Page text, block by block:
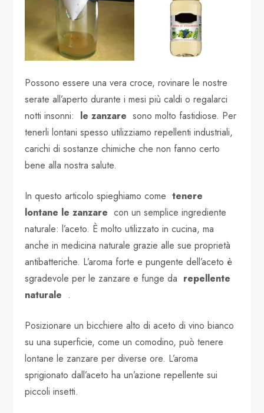
Possono essere una vera croce, rovinare le nostre
serate all’aperto durante i mesi più caldi o regalarci
notti insonni: le zanzare sono molto fastidiose. Per
tenerli lontani spesso utilizziamo repellenti industriali,
carichi di sostanze chimiche che non fanno certo
bene alla nostra salute.
In questo articolo spieghiamo cometenere
lontane le zanzare con un semplice ingrediente
naturale: l’aceto. È molto utilizzato in cucina, ma
anche in medicina naturale grazie alle sue proprietà
antibatteriche. L’aroma forte e pungente dell’aceto è
sgradevole per le zanzare e funge da repellente
naturale .
Posizionare un bicchiere alto di aceto di vino bianco
su una superficie, come un comodino, può tenere
lontane le zanzare per diverse ore. L’aroma
sprigionato dall’aceto ha un’azione repellente sui
piccoli insetti.